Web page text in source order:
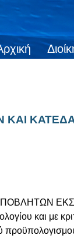
ΚΑΙ
και με